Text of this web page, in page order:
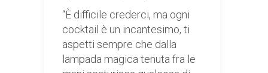
“È difficile crederci, ma ogni
cocktail è un incantesimo, ti
aspetti sempre che dalla
lampada magica tenuta fra le